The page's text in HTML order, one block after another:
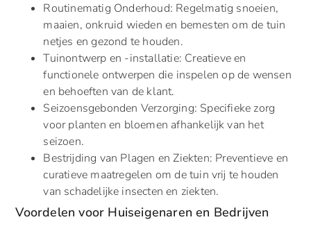
Routinematig Onderhoud: Regelmatig snoeien,
maaien, onkruid wieden en bemesten om de tuin
netjes en gezond te houden.
Tuinontwerp en -installatie: Creatieve en
functionele ontwerpen die inspelen op de wensen
en behoeften van de klant.
Seizoensgebonden Verzorging: Specifieke zorg
voor planten en bloemen afhankelijk van het
seizoen.
Bestrijding van Plagen en Ziekten: Preventieve en
curatieve maatregelen om de tuin vrij te houden
van schadelijke insecten en ziekten.
Voordelen voor Huiseigenaren en Bedrijven